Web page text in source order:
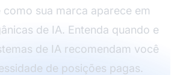
como sua marca aparece em
de IA. Entenda quando e
de IA recomendam você
de posições pagas.